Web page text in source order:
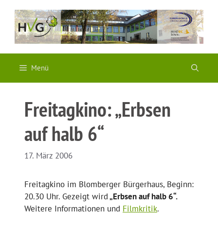
Inhalt
springen
Menü
Freitagkino: „Erbsen
auf halb 6“
17. März 2006
Freitagkino im Blomberger Bürgerhaus, Beginn:
20.30 Uhr. Gezeigt wird„Erbsen auf halb 6“.
Weitere Informationen und Filmkritik.